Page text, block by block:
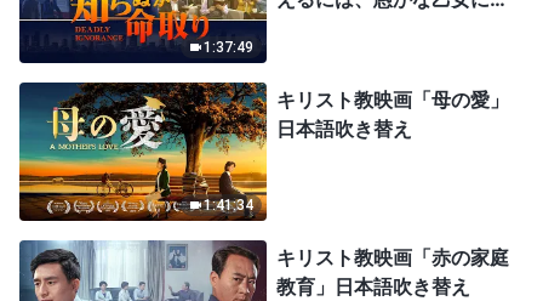
1:37:49
1:41:34
キリスト教映画「母の愛」
日本語吹き替え
キリスト教映画「赤の家庭
教育」日本語吹き替え